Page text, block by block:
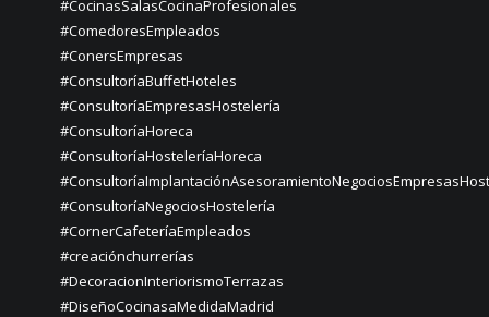
#CocinasSalasCocinaProfesionales
#ComedoresEmpleados
#ConersEmpresas
#ConsultoríaBuffetHoteles
#ConsultoríaEmpresasHostelería
#ConsultoríaHoreca
#ConsultoríaHosteleríaHoreca
#ConsultoríaNegociosHostelería
#CornerCafeteríaEmpleados
#creaciónchurrerías
#DecoracionInteriorismoTerrazas
#DiseñoCocinasaMedidaMadrid